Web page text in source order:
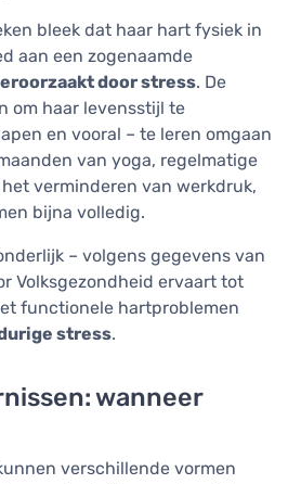
bleek dat haar hart fysiek in
aan een zogenaamde
door stress. De
om haar levensstijl te
en vooral – te leren omgaan
van yoga, regelmatige
verminderen van werkdruk,
bijna volledig.
– volgens gegevens van
Volksgezondheid ervaart tot
functionele hartproblemen
stress.
wanneer
verschillende vormen